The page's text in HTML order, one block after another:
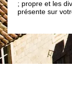
les divers parasites
votre façade ne